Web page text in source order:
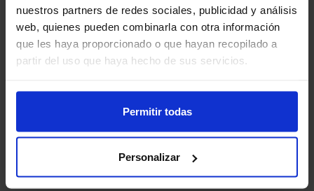
nuestros partners de redes sociales, publicidad y análisis
web, quienes pueden combinarla con otra información
que les haya proporcionado o que hayan recopilado a
partir del uso que haya hecho de sus servicios.
Permitir todas
Personalizar
Temas 4 tema(s)
Acreditación Solicitada acreditación
Compartir este curso